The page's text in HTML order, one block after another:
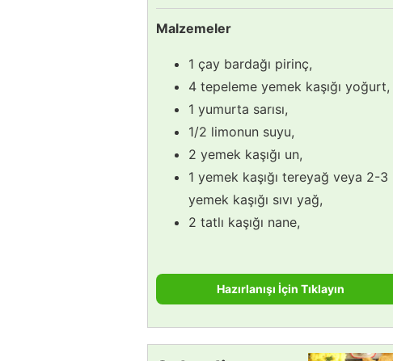
Malzemeler
1 çay bardağı pirinç,
4 tepeleme yemek kaşığı yoğurt,
1 yumurta sarısı,
1/2 limonun suyu,
2 yemek kaşığı un,
1 yemek kaşığı tereyağ veya 2-3
yemek kaşığı sıvı yağ,
2 tatlı kaşığı nane,
Hazırlanışı İçin Tıklayın